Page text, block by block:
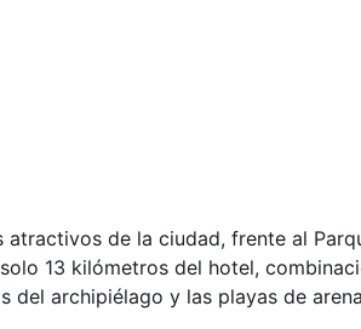
de la ciudad, frente al
13 kilómetros del hotel,
del archipiélago y las playas de